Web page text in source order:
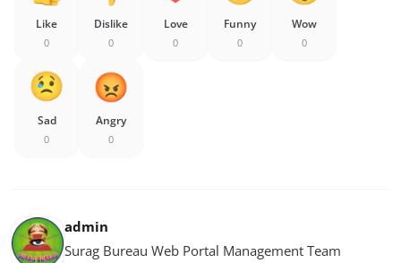
Like
0
Dislike
0
Love
0
Funny
0
Wow
0
Sad
0
Angry
0
admin
Surag Bureau Web Portal Management Team